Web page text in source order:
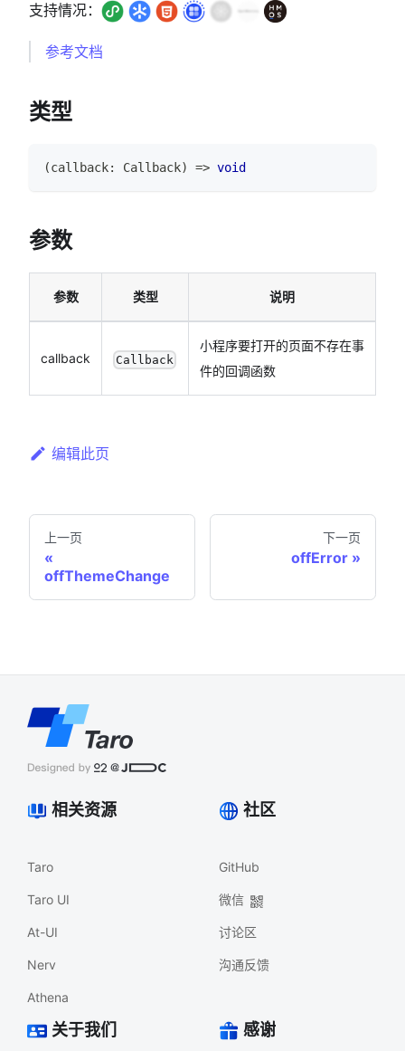
支持情况：
参考文档
类型
(callback: Callback) => void
参数
参数 类型 说明
callback Callback
小程序要打开的页面不存在事
件的回调函数
编辑此页
上一页
offThemeChange
下一页
offError
相关资源
Taro
Taro UI
At-UI
Nerv
Athena
社区
GitHub
微信
讨论区
沟通反馈
关于我们 感谢